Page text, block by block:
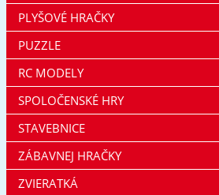
PLYŠOVÉ HRAČKY
PUZZLE
RC MODELY
SPOLOČENSKÉ HRY
STAVEBNICE
ZÁBAVNEJ HRAČKY
ZVIERATKÁ